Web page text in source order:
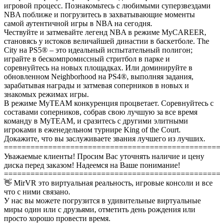
игровой процесс. Познакомьтесь с любимыми суперзвездами
NBA поближе и погрузитесь в захватывающие моменты
самой аутентичной игры в NBA на сегодня.
Чествуйте и затмевайте легенд NBA в режиме MyCAREER,
становясь у истоков величайшей династии в баскетболе. The
City на PS5® – это идеальный испытательный полигон;
играйте в бескомпромиссный стритбол в парке и
соревнуйтесь на новых площадках. Или доминируйте в
обновленном Neighborhood на PS4®, выполняя задания,
зарабатывая награды и затмевая соперников в новых и
знакомых режимах игры.
В режиме MyTEAM конкуренция процветает. Соревнуйтесь с
составами соперников, собрав свою лучшую за все время
команду в MyTEAM, и сразитесь с другими элитными
игроками в еженедельном турнире King of the Court.
Докажите, что вы заслуживаете звания лучшего из лучших.
Уважаемые клиенты! Просим Вас уточнять наличие и цену
диска перед заказом! Надеемся на Ваше понимание!
👋 MirVR это виртуальная реальность, игровые консоли и все
что с ними связано.
У нас вы можете погрузится в удивительные виртуальные
миры один или с друзьями, отметить день рождения или
просто хорошо провести время.